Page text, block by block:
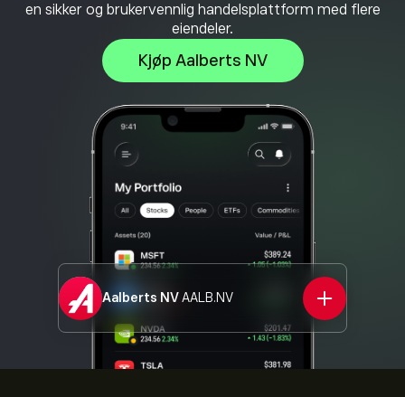
en sikker og brukervennlig handelsplattform med flere
eiendeler.
Kjøp Aalberts NV
Aalberts NVAALB.NV